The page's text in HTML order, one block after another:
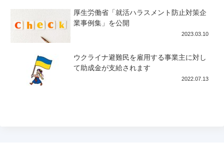
厚生労働省「就活ハラスメント防止対策企
業事例集」を公開
2023.03.10
ウクライナ避難民を雇用する事業主に対し
て助成金が支給されます
2022.07.13